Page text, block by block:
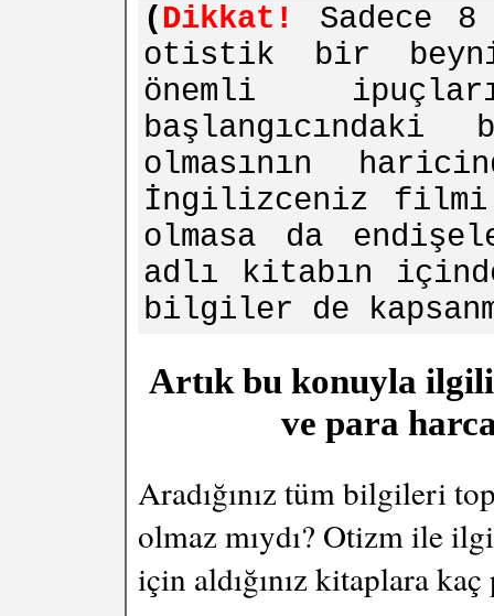
(Dikkat!
Sadece
otistik bir
önemli
başlangıcındaki
olmasının
İngilizceniz
olmasa da
adlı kitabın
bilgiler de
Artık bu konuyla
ve para
Aradığınız tüm bilgileri
olmaz mıydı? Otizm ile
için aldığınız kitaplara